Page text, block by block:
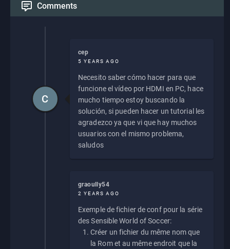
Comments
cep
5 YEARS AGO
Necesito saber cómo hacer para que
funcione el vídeo por HDMI en PC, hace
mucho tiempo estoy buscando la
solución, si pueden hacer un tutorial les
agradezco ya que vi que hay muchos
usuarios con el mismo problema,
saludos
C
graoully54
2 YEARS AGO
Exemple de fichier de conf pour la série
des Sensible World of Soccer:
Créer un fichier du même nom que
la Rom et au même endroit que la